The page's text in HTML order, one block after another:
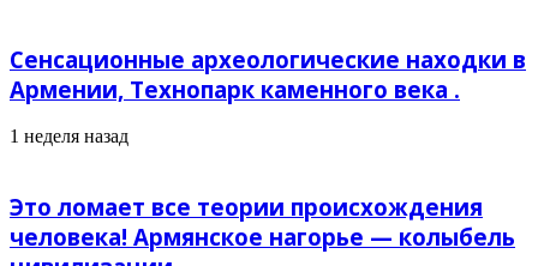
Сенсационные археологические находки в
Армении, Технопарк каменного века .
1 неделя назад
Это ломает все теории происхождения
человека! Армянское нагорье — колыбель